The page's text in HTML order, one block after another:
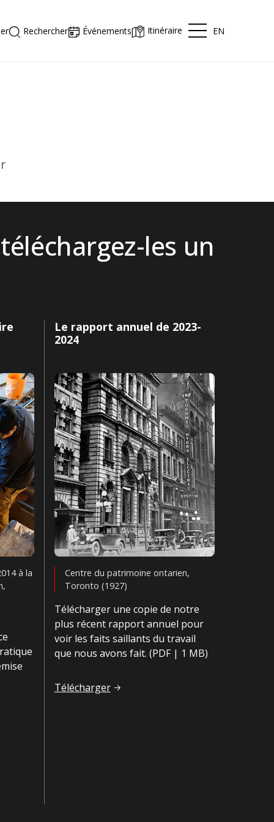
Rechercher Événements Itinéraire EN
les un
à la
Le rapport annuel de 2023-
2024
Centre du patrimoine ontarien,
Toronto (1927)
Télécharger une copie de notre
plus récent rapport annuel pour
voir les faits saillants du travail
que nous avons fait. (PDF | 1 MB)
Le rapport annuel de 2023-2024
Télécharger